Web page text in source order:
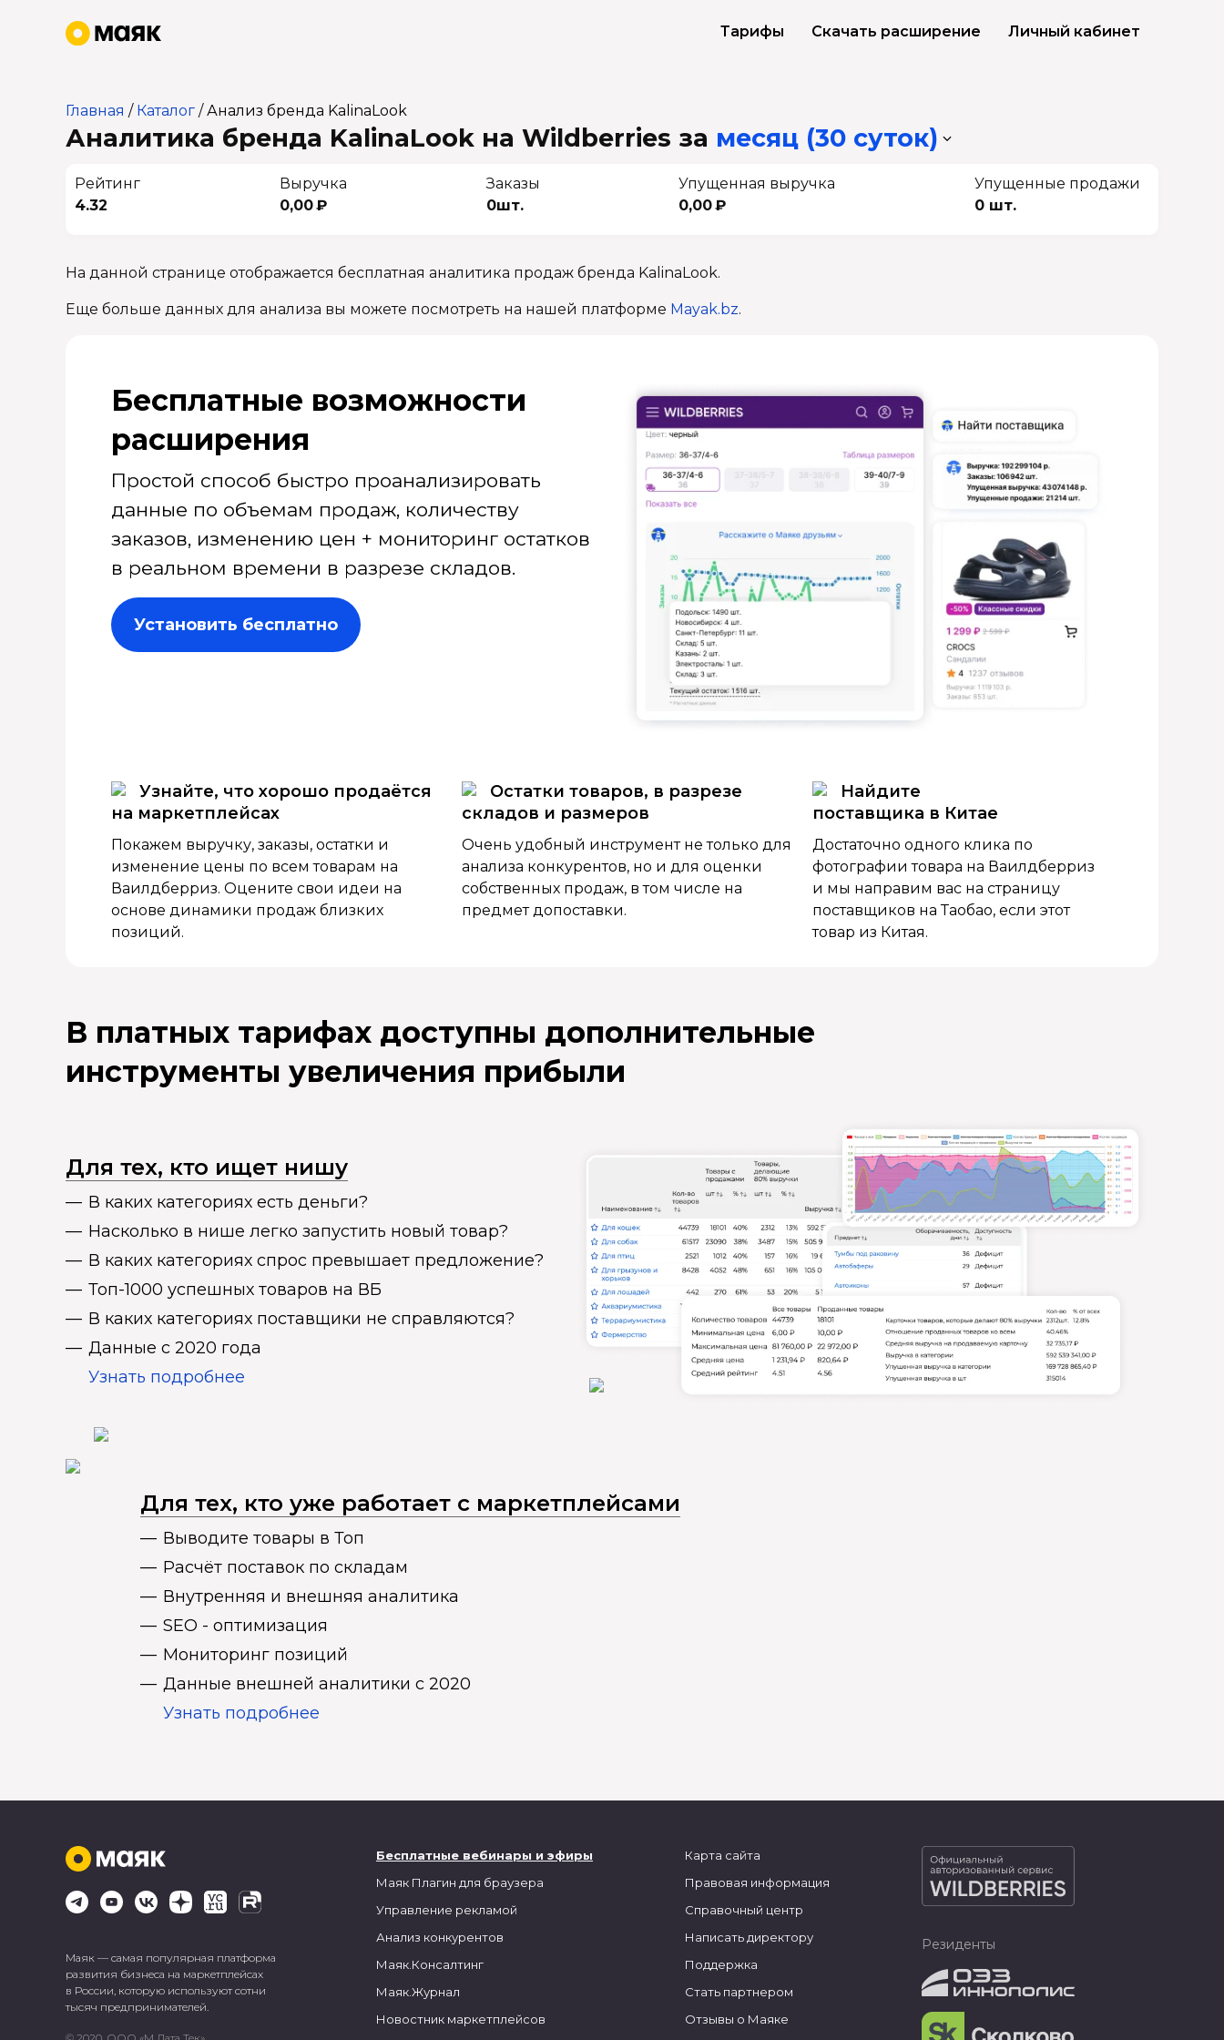
Тарифы Скачать расширение Личный кабинет
Главная / Каталог /Анализ бренда KalinaLook
Аналитика бренда KalinaLook на Wildberries за месяц (30 суток)
Рейтинг
4.32
Выручка
0,00 ₽
Заказы
0шт.
Упущенная выручка
0,00 ₽
Упущенные продажи
0 шт.
На данной странице отображается бесплатная аналитика продаж бренда KalinaLook.
Еще больше данных для анализа вы можете посмотреть на нашей платформе Mayak.bz.
Бесплатные возмож­ности
расширения
Простой способ быстро проанализировать
данные по объемам продаж, количеству
заказов, изменению цен + мониторинг остатков
в реальном времени в разрезе складов.
Установить бесплатно
Узнайте, что хорошо продаётся
на маркетплейсах
Покажем выручку, заказы, остатки и
изменение цены по всем товарам на
Ваилдберриз. Оцените свои идеи на
основе динамики продаж близких
позиций.
Остатки товаров, в разрезе
складов и размеров
Очень удобный инструмент не только для
анализа конкурентов, но и для оценки
собственных продаж, в том числе на
предмет допоставки.
Найдите
поставщика в Китае
Достаточно одного клика по
фотографии товара на Ваилдберриз
и мы направим вас на страницу
поставщиков на Таобао, если этот
товар из Китая.
В платных тарифах доступны дополнительные
инструменты увеличения прибыли
Для тех, кто ищет нишу
В каких категориях есть деньги?
Насколько в нише легко запустить новый товар?
В каких категориях спрос превышает предложение?
Топ-1000 успешных товаров на ВБ
В каких категориях поставщики не справляются?
Данные с 2020 года
Узнать подробнее
Для тех, кто уже работает с маркетплейсами
Выводите товары в Топ
Расчёт поставок по складам
Внутренняя и внешняя аналитика
SEO - оптимизация
Мониторинг позиций
Данные внешней аналитики с 2020
Узнать подробнее
Маяк — самая популярная платформа
развития бизнеса на маркетплейсах
в России, которую используют сотни
тысяч предпринимателей.
Бесплатные вебинары и эфиры
Маяк Плагин для браузера
Управление рекламой
Анализ конкурентов
Маяк.Консалтинг
Маяк.Журнал
Новостник маркетплейсов
Карта сайта
Правовая информация
Справочный центр
Написать директору
Поддержка
Стать партнером
Отзывы о Маяке
Резиденты